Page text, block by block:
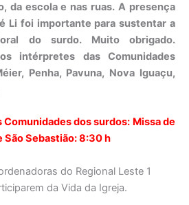
da escola e nas ruas. A presença
Li foi importante para sustentar a
do surdo. Muito obrigado.
intérpretes das Comunidades
Penha, Pavuna, Nova Iguaçu,
dos surdos: Missa de
São Sebastião: 8:30 h